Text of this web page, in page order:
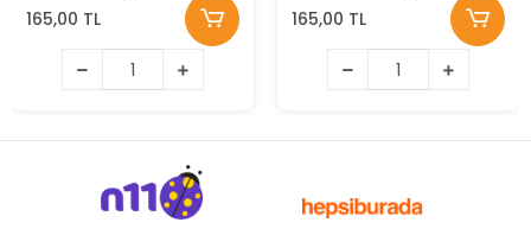
165,00 TL 165,00 TL